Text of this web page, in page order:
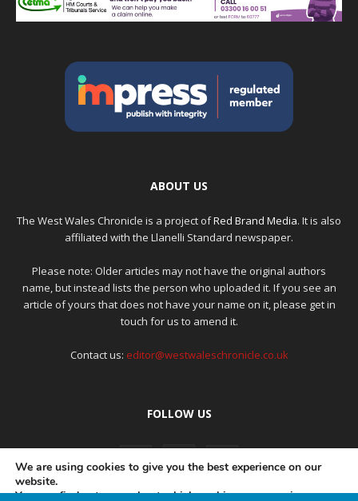
ABOUT US
The West Wales Chronicle is a project ofRed Brand Media. It is also
affiliated with the Llanelli Standard newspaper.
Please note: Older articles may not have the original authors
name, but instead lists the person who uploaded it. If you see an
article of yours that does not have your name on it, please get in
touch for us to amend it.
Contact us: editor@westwaleschronicle.co.uk
FOLLOW US
We are using cookies to give you the best experience on our
website.
You can find out more about which cookies we are using or